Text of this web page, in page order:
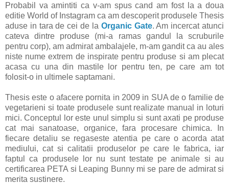
Probabil va amintiti ca v-am spus cand am fost la a doua
editie World of Instagram ca am descoperit produsele Thesis
aduse in tara de cei de la Organic Gate. Am incercat atunci
cateva dintre produse (mi-a ramas gandul la scruburile
pentru corp), am admirat ambalajele, m-am gandit ca au ales
niste nume extrem de inspirate pentru produse si am plecat
acasa cu una din mastile lor pentru ten, pe care am tot
folosit-o in ultimele saptamani.
Thesis este o afacere pornita in 2009 in SUA de o familie de
vegetarieni si toate produsele sunt realizate manual in loturi
mici. Conceptul lor este unul simplu si sunt axati pe produse
cat mai sanatoase, organice, fara procesare chimica. In
fiecare detaliu se regaseste atentia pe care o acorda atat
mediului, cat si calitatii produselor pe care le fabrica, iar
faptul ca produsele lor nu sunt testate pe animale si au
certificarea PETA si Leaping Bunny mi se pare de admirat si
merita sustinere.